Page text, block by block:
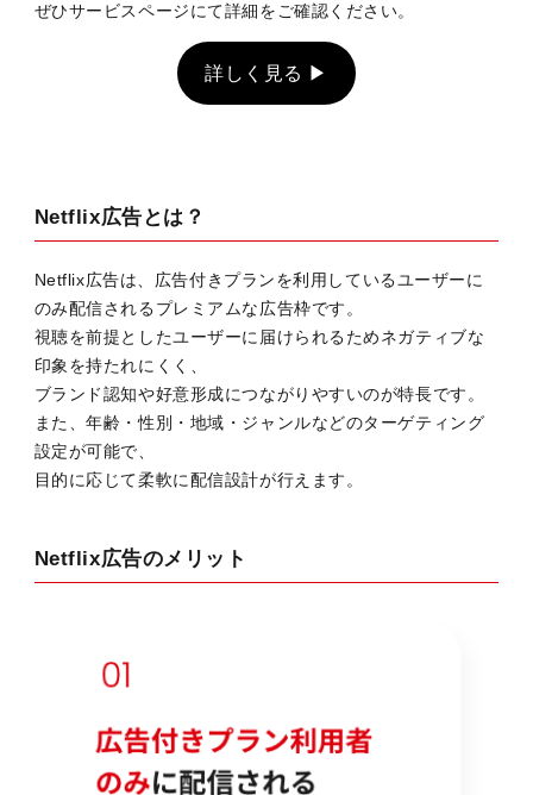
ぜひサービスページにて詳細をご確認ください。
詳しく見る ▶
Netflix広告とは？
Netflix広告は、広告付きプランを利用しているユーザーに
のみ配信されるプレミアムな広告枠です。
視聴を前提としたユーザーに届けられるためネガティブな
印象を持たれにくく、
ブランド認知や好意形成につながりやすいのが特長です。
また、年齢・性別・地域・ジャンルなどのターゲティング
設定が可能で、
目的に応じて柔軟に配信設計が行えます。
Netflix広告のメリット